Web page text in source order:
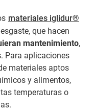
materiales iglidur®
que hacen
mantenimiento,
. Para aplicaciones
materiales aptos
y alimentos,
temperaturas o